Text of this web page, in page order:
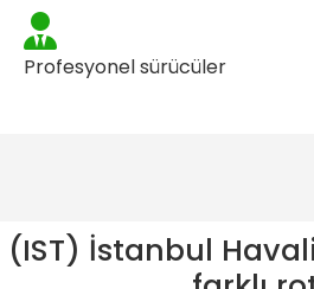
Profesyonel sürücüler
(IST) İstanbul